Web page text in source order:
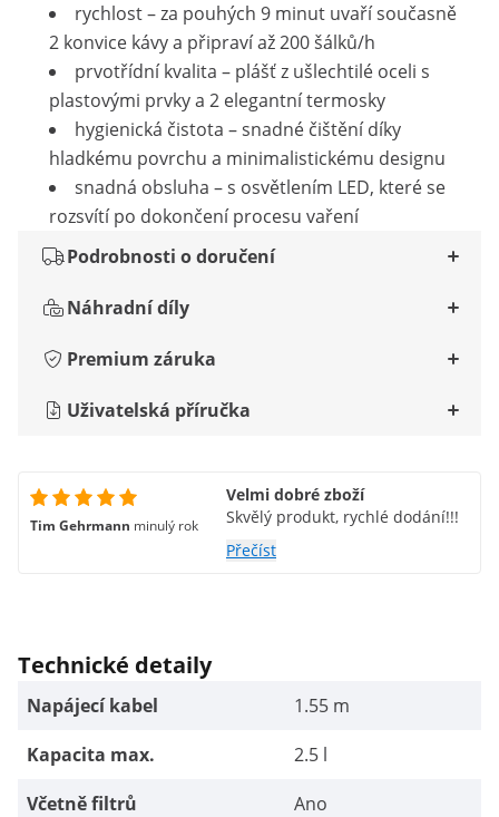
rychlost – za pouhých 9 minut uvaří současně
2 konvice kávy a připraví až 200 šálků/h
prvotřídní kvalita – plášť z ušlechtilé oceli s
plastovými prvky a 2 elegantní termosky
hygienická čistota – snadné čištění díky
hladkému povrchu a minimalistickému designu
snadná obsluha – s osvětlením LED, které se
rozsvítí po dokončení procesu vaření
Podrobnosti o doručení
Náhradní díly
Premium záruka
Uživatelská příručka
Tim Gehrmann minulý rok
Velmi dobré zboží
Skvělý produkt, rychlé dodání!!!
Přečíst
Technické detaily
Napájecí kabel
1.55 m
Kapacita max.
2.5 l
Včetně filtrů
Ano